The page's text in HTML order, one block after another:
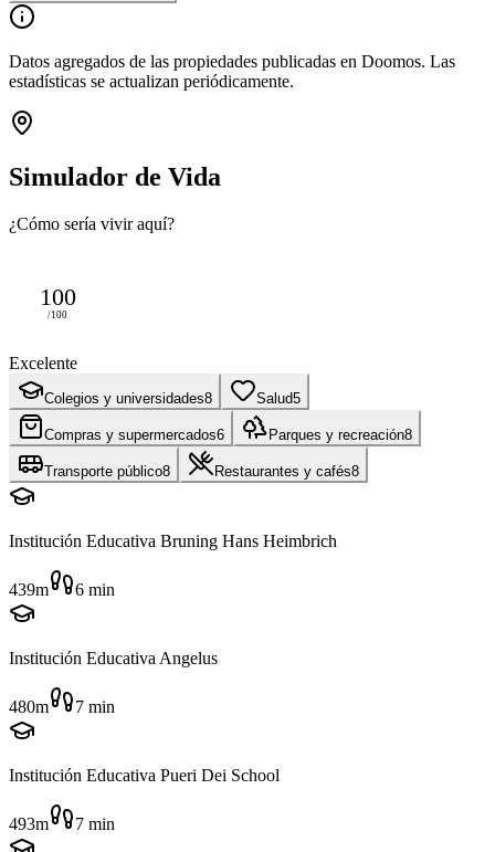
Datos agregados de las propiedades publicadas en Doomos. Las
estadísticas se actualizan periódicamente.
Simulador de Vida
¿Cómo sería vivir aquí?
100
/100
Excelente
Colegios y universidades8 Salud5
Compras y supermercados6 Parques y recreación8
Transporte público8 Restaurantes y cafés8
Institución Educativa Bruning Hans Heimbrich
439m 6 min
Institución Educativa Angelus
480m 7 min
Institución Educativa Pueri Dei School
493m 7 min